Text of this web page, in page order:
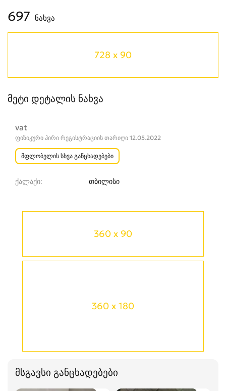
360 x 90
360 x 180
მსგავსი განცხადებები
697 ნახვა
728 x 90
მეტი დეტალის ნახვა
vat
ფიზიკური პირი რეგისტრაციის თარიღი 12.05.2022
მფლობელის სხვა განცხადებები
ქალაქი თბილისი